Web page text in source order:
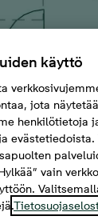
käyttö
jota
henkilötietoja
evästetiedoista.
vain